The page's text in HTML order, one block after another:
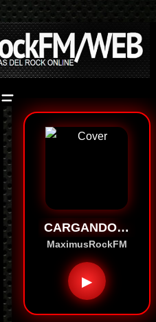
CARGANDO…
MaximusRockFM
▶